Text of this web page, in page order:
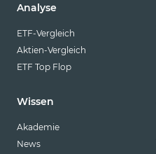
Analyse
ETF-Vergleich
Aktien-Vergleich
ETF Top Flop
Wissen
Akademie
News